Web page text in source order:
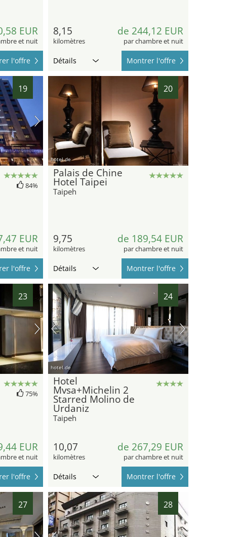
EUR
et nuit
l'offre
8,15
kilomètres
de 244,12 EUR
par chambre et nuit
Détails Montrer l'offre
19
84%
EUR
et nuit
l'offre
20
hotel.de
Palais de Chine
Hotel Taipei
Taipeh
9,75
kilomètres
de 189,54 EUR
par chambre et nuit
Détails Montrer l'offre
23
75%
EUR
et nuit
l'offre
24
hotel.de
Hotel
Mvsa+Michelin 2
Starred Molino de
Urdaniz
Taipeh
10,07
kilomètres
de 267,29 EUR
par chambre et nuit
Détails Montrer l'offre
27 28